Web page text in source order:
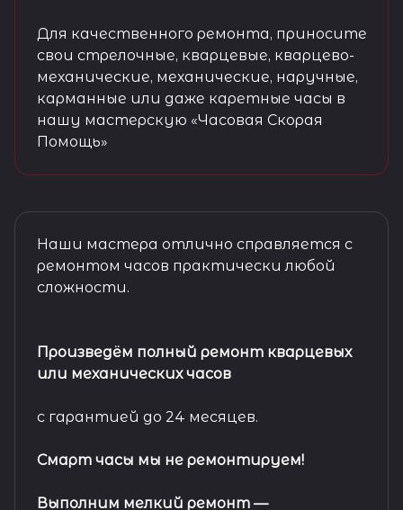
Для качественного ремонта, приносите
свои стрелочные, кварцевые, кварцево-
механические, механические, наручные,
карманные или даже каретные часы в
нашу мастерскую «Часовая Скорая
Помощь»
Наши мастера отлично справляется с
ремонтом часов практически любой
сложности.
Произведём полный ремонт кварцевых
или механических часов
с гарантией до 24 месяцев.
Смарт часы мы не ремонтируем!
Выполним мелкий ремонт —